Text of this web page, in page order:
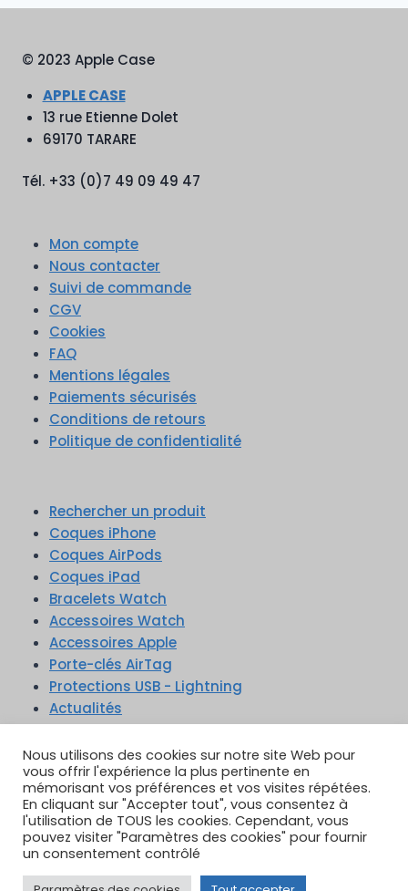
© 2023 Apple Case
APPLE CASE
13 rue Etienne Dolet
69170 TARARE
Tél. +33 (0)7 49 09 49 47
Mon compte
Nous contacter
Suivi de commande
CGV
Cookies
FAQ
Mentions légales
Paiements sécurisés
Conditions de retours
Politique de confidentialité
Rechercher un produit
Coques iPhone
Coques AirPods
Coques iPad
Bracelets Watch
Accessoires Watch
Accessoires Apple
Porte-clés AirTag
Protections USB - Lightning
Actualités
TikTok YouTube
Google Reviews
Instagram
Nous utilisons des cookies sur notre site Web pour
vous offrir l'expérience la plus pertinente en
mémorisant vos préférences et vos visites répétées.
En cliquant sur "Accepter tout", vous consentez à
l'utilisation de TOUS les cookies. Cependant, vous
pouvez visiter "Paramètres des cookies" pour fournir
un consentement contrôlé